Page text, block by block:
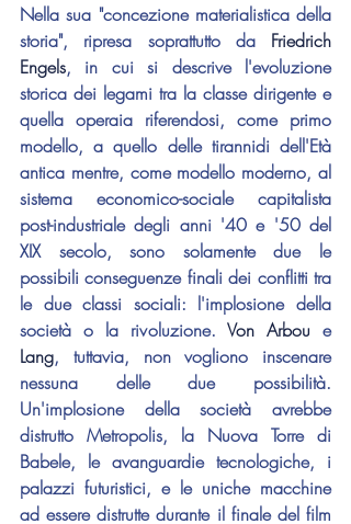
Nella sua "concezione materialistica della
storia", ripresa soprattutto da Friedrich
Engels, in cui si descrive l'evoluzione
storica dei legami tra la classe dirigente e
quella operaia riferendosi, come primo
modello, a quello delle tirannidi dell'Età
antica mentre, come modello moderno, al
sistema economico-sociale capitalista
post-industriale degli anni '40 e '50 del
XIX secolo, sono solamente due le
possibili conseguenze finali dei conflitti tra
le due classi sociali: l'implosione della
società o la rivoluzione. Von Arbou
e
Lang, tuttavia, non vogliono inscenare
nessuna delle due possibilità.
Un'implosione della società avrebbe
distrutto Metropolis, la Nuova Torre di
Babele, le avanguardie tecnologiche, i
palazzi futuristici, e le uniche macchine
ad essere distrutte durante il finale del film